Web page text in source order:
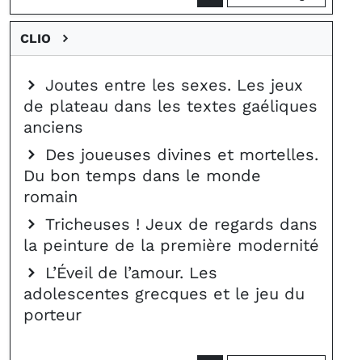
CLIO
Joutes entre les sexes. Les jeux
de plateau dans les textes gaéliques
anciens
Des joueuses divines et mortelles.
Du bon temps dans le monde
romain
Tricheuses ! Jeux de regards dans
la peinture de la première modernité
L’Éveil de l’amour. Les
adolescentes grecques et le jeu du
porteur